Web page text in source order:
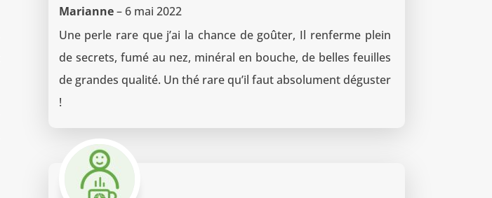
Note5
sur 5
Marianne– 6 mai 2022
Une perle rare que j’ai la chance de goûter, Il renferme plein
de secrets, fumé au nez, minéral en bouche, de belles feuilles
de grandes qualité. Un thé rare qu’il faut absolument déguster
!